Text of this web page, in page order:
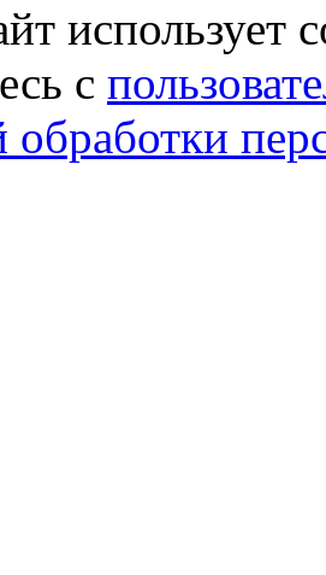
использует
с
обработки